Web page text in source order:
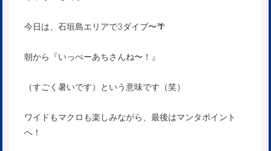
今日は、石垣島エリアで3ダイブ〜🌴
朝から『いっぺーあちさんね〜！』
（すごく暑いです）という意味です（笑）
ワイドもマクロも楽しみながら、最後はマンタポイント
へ！